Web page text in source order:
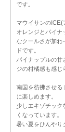
です。
マウイサンのICE(
オレンジとパイナ
なクールさが加わ
ドです。
パイナップルの甘
ジの柑橘感も感じ
南国を彷彿させる
に楽しめます。
少しエキゾチック
くなっています。
暑い夏をひんやり